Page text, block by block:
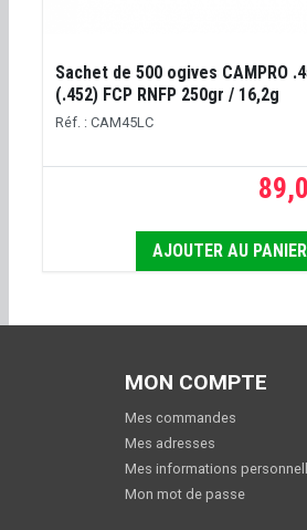
Sachet de 500 ogives CAMPRO
(.452) FCP RNFP 250gr / 16,2g
Réf. : CAM45LC
AJOUTER AU PANIER
MON COMPTE
Mes commandes
Mes adresses
Mes informations
Mon mot de passe